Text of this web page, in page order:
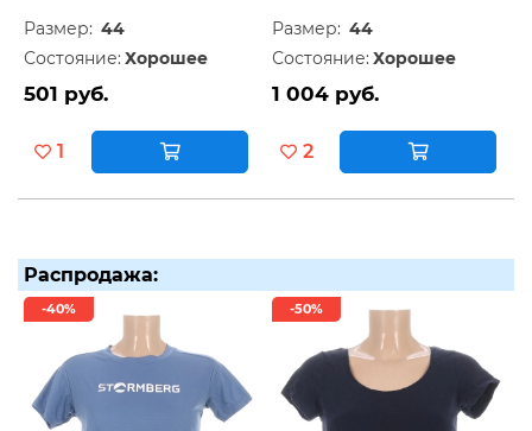
Размер: 44
Состояние: Хорошее
501 руб.
1
Размер: 44
Состояние: Хорошее
1 004 руб.
2
Распродажа:
-40% -50%